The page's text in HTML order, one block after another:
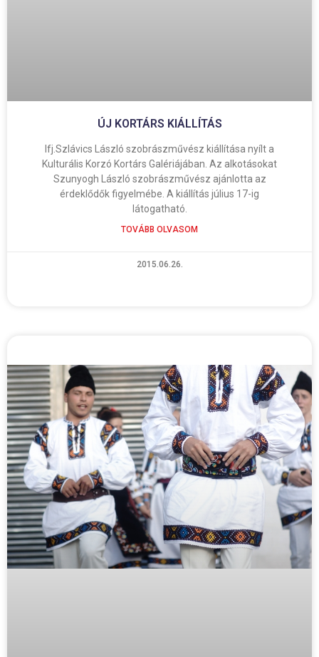
ÚJ KORTÁRS KIÁLLÍTÁS
Ifj.Szlávics László szobrászművész kiállítása nyílt a
Kulturális Korzó Kortárs Galériájában. Az alkotásokat
Szunyogh László szobrászművész ajánlotta az
érdeklődők figyelmébe. A kiállítás július 17-ig
látogatható.
TOVÁBB OLVASOM
2015.06.26.